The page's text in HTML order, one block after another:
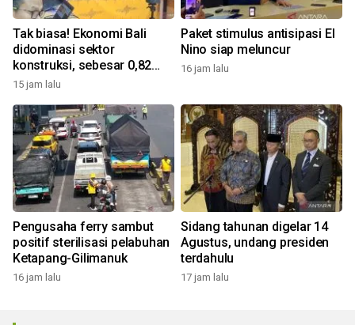
Tak biasa! Ekonomi Bali
didominasi sektor
konstruksi, sebesar 0,82
persen
15 jam lalu
Paket stimulus antisipasi El
Nino siap meluncur
16 jam lalu
Pengusaha ferry sambut
positif sterilisasi pelabuhan
Ketapang-Gilimanuk
16 jam lalu
Sidang tahunan digelar 14
Agustus, undang presiden
terdahulu
17 jam lalu